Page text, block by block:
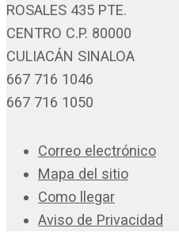
ROSALES 435 PTE.
CENTRO C.P. 80000
CULIACÁN SINALOA
667 716 1046
667 716 1050
Correo electrónico
Mapa del sitio
Como llegar
Aviso de Privacidad